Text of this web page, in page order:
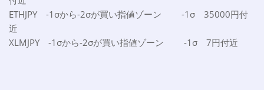
ETHJPY -1σから-2σが買い指値ゾーン -1σ 35000円付
近
XLMJPY -1σから-2σが買い指値ゾーン -1σ 7円付近